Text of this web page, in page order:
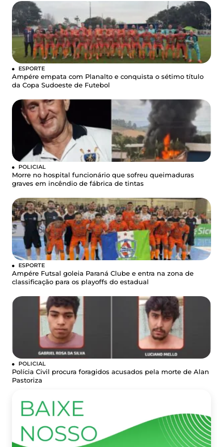
ESPORTE
Ampére empata com Planalto e conquista o sétimo título
da Copa Sudoeste de Futebol
POLICIAL
Morre no hospital funcionário que sofreu queimaduras
graves em incêndio de fábrica de tintas
ESPORTE
Ampére Futsal goleia Paraná Clube e entra na zona de
classificação para os playoffs do estadual
POLICIAL
Polícia Civil procura foragidos acusados pela morte de Alan
Pastoriza